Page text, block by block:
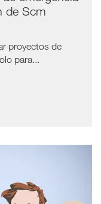
de Scm
proyectos de
para...